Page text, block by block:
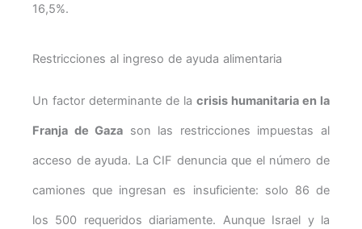
16,5%.
Restricciones al ingreso de ayuda alimentaria
Un factor determinante de la crisis humanitaria en la
Franja de Gaza son las restricciones impuestas al
acceso de ayuda. La CIF denuncia que el número de
camiones que ingresan es insuficiente: solo 86 de
los 500 requeridos diariamente. Aunque Israel y la